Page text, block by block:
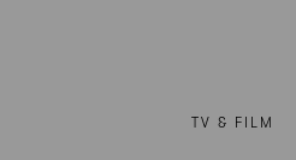
TV & FILM